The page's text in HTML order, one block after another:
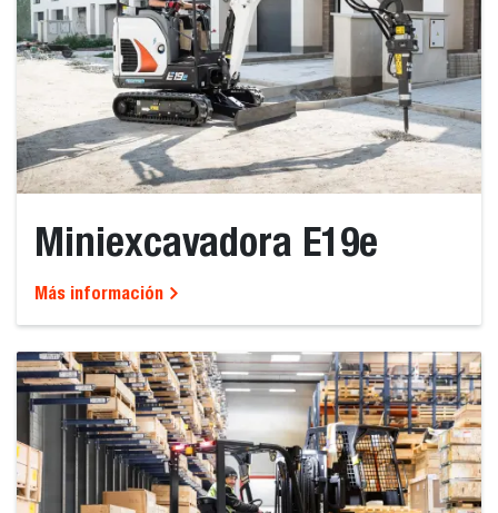
Miniexcavadora E19e
Más información